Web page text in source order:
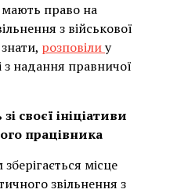
мають право на
з військової
розповілиу
надання правничої
своєї ініціативи
працівника
місце
звільнення з